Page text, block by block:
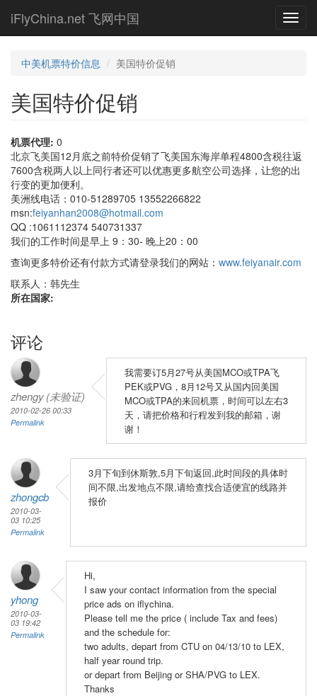
main
iFlyChina.net 飞网中国
中美机票特价信息 美国特价促销
美国特价促销
机票代理: 0
北京飞美国12月底之前特价促销了飞美国东海岸单程4800含税往返
7600含税两人以上同行者还可以优惠更多航空公司选择，让您的出
行变的更加便利。
美洲线电话：010-51289705 13552266822
msn:feiyanhan2008@hotmail.com
QQ :1061112374 540731337
我们的工作时间是早上 9：30- 晚上20：00
查询更多特价还有付款方式请登录我们的网站： www.feiyanair.com
联系人：韩先生
所在国家:
评论
zhengy (未验证)
2010-02-26 00:33
Permalink
我需要订5月27号从美国MCO或TPA飞
PEK或PVG，8月12号又从国内回美国
MCO或TPA的来回机票，时间可以左右3
天，请把价格和行程发到我的邮箱，谢
谢！
zhongcb
2010-03-
03 10:25
Permalink
3月下旬到休斯敦,5月下旬返回,此时间段的具体时
间不限,出发地点不限,请给查找合适便宜的线路并
报价
yhong
2010-03-
03 19:42
Permalink
Hi,
I saw your contact information from the special
price ads on iflychina.
Please tell me the price ( include Tax and fees)
and the schedule for:
two adults, depart from CTU on 04/13/10 to LEX,
half year round trip.
or depart from Beijing or SHA/PVG to LEX.
Thanks